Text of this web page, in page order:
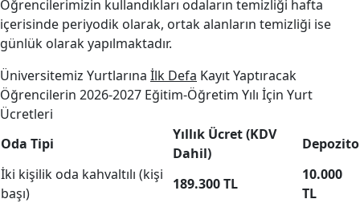
Öğrencilerimizin kullandıkları odaların temizliği hafta
içerisinde periyodik olarak, ortak alanların temizliği ise
günlük olarak yapılmaktadır.
Üniversitemiz Yurtlarına İlk Defa Kayıt Yaptıracak
Öğrencilerin 2026-2027 Eğitim-Öğretim Yılı İçin Yurt
Ücretleri
Oda Tipi
Yıllık Ücret (KDV
Dahil)
Depozito
İki kişilik oda kahvaltılı (kişi
başı)
189.300 TL
10.000
TL